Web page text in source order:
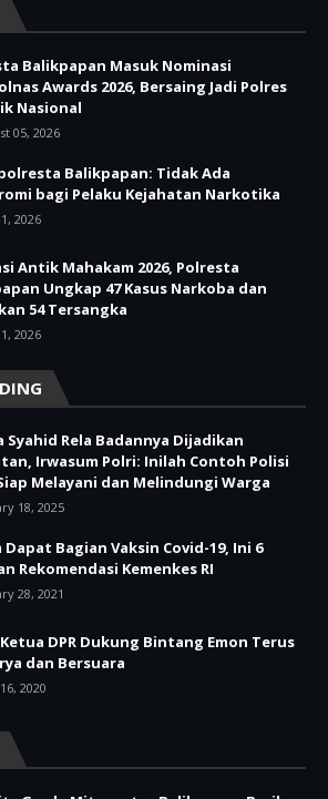
Balikpapan Masuk Nominasi
Awards 2026, Bersaing Jadi Polres
Nasional
05, 2026
Balikpapan: Tidak Ada
bagi Pelaku Kejahatan Narkotika
2026
Antik Mahakam 2026, Polresta
Ungkap 47 Kasus Narkoba dan
54 Tersangka
2026
Syahid Rela Badannya Dijadikan
Irwasum Polri: Inilah Contoh Polisi
Melayani dan Melindungi Warga
18, 2025
Dapat Bagian Vaksin Covid-19, Ini 6
Rekomendasi Kemenkes RI
28, 2021
DPR Dukung Bintang Emon Terus
dan Bersuara
2020